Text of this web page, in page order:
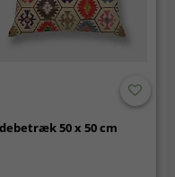
50 x 50 cm